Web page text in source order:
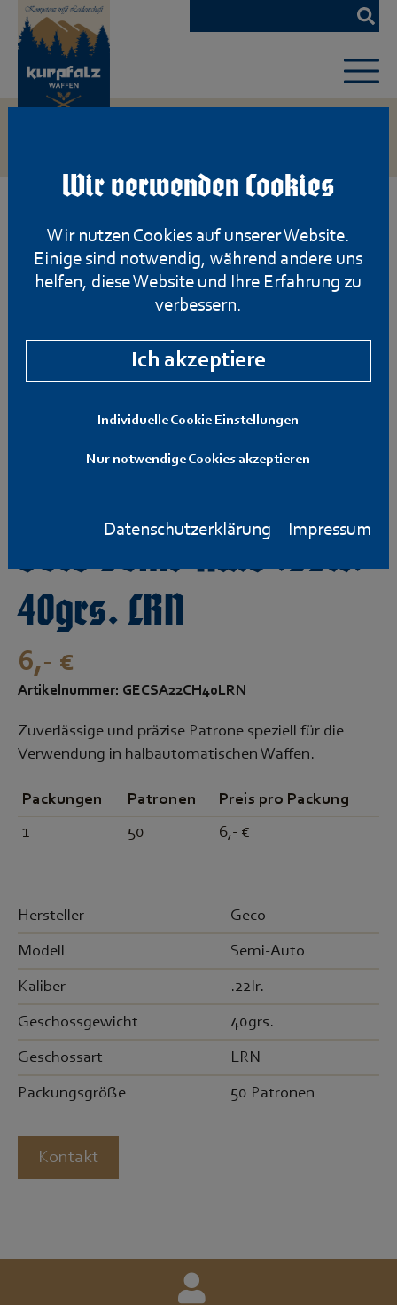
Wir verwenden Cookies
Wir nutzen Cookies auf unserer Website.
Einige sind notwendig, während andere uns
helfen, diese Website und Ihre Erfahrung zu
verbessern.
Ich akzeptiere
Individuelle Cookie Einstellungen
Nur notwendige Cookies akzeptieren
Datenschutzerklärung Impressum
Zum
Hauptinhalt
springen
Geco Semi-Auto .22lr.
40grs. LRN
6,- €
Artikelnummer: GECSA22CH40LRN
Zuverlässige und präzise Patrone speziell für die
Verwendung in halbautomatischen Waffen.
Packungen Patronen
Preis pro Packung
1
50 6,- €
Hersteller Geco
Modell Semi-Auto
Kaliber .22lr.
Geschossgewicht 40grs.
Geschossart LRN
Packungsgröße 50 Patronen
Kontakt